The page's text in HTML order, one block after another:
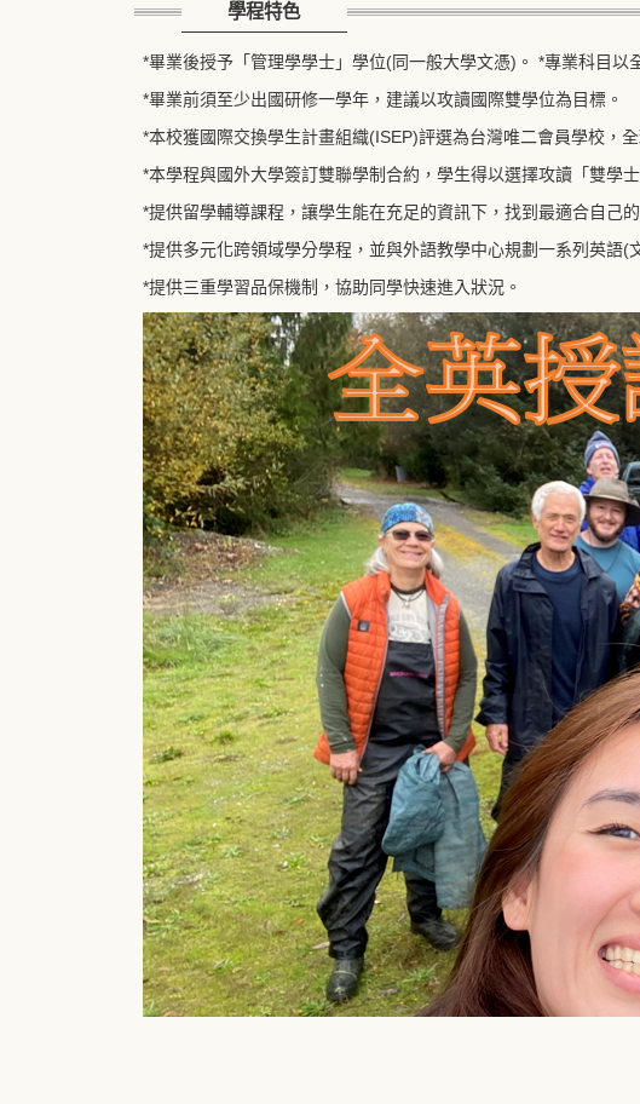
學程特色
*畢業後授予「管理學學士」學位(同一般大學文憑)。 *專業科目以
*畢業前須至少出國研修一學年，建議以攻讀國際雙學位為目標。
*本校獲國際交換學生計畫組織(ISEP)評選為台灣唯二會員學校，
*本學程與國外大學簽訂雙聯學制合約，學生得以選擇攻讀「雙學
*提供留學輔導課程，讓學生能在充足的資訊下，找到最適合自己
*提供多元化跨領域學分學程，並與外語教學中心規劃一系列英語(
*提供三重學習品保機制，協助同學快速進入狀況。